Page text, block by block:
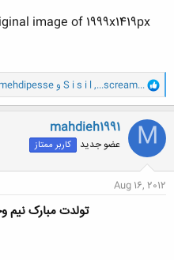
image of 1999x1419px.
ا
ک
ن
ش
ه
ا
...scream...
,
S i s i l و mehdipesse
M
mahdieh1991
عضو جدید کاربر ممتاز
Aug 16, 2012
تولدت مبارک نیم